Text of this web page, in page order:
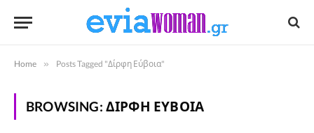
Home » Posts Tagged "Δίρφη Εύβοια"
BROWSING: ΔΊΡΦΗ ΕΎΒΟΙΑ